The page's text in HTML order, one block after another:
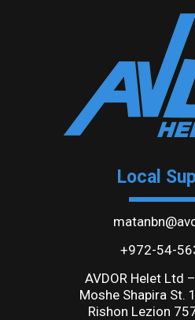
Local
+972-54-
AVDOR Helet Ltd
Moshe Shapira St.
Rishon Lezion